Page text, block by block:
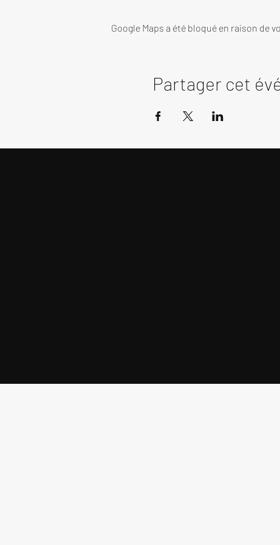
Google Maps a été bloqué en raison de
Partager cet